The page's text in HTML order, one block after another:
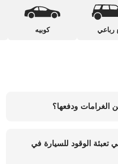
رباعي كوبيه
الغرامات ودفعها؟
تعبئة الوقود للسيارة في